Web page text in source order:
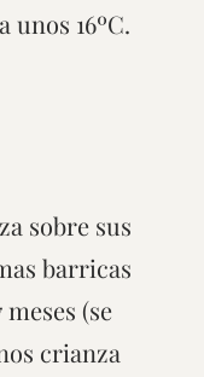
unos 16ºC.
sobre sus
barricas
(se
crianza